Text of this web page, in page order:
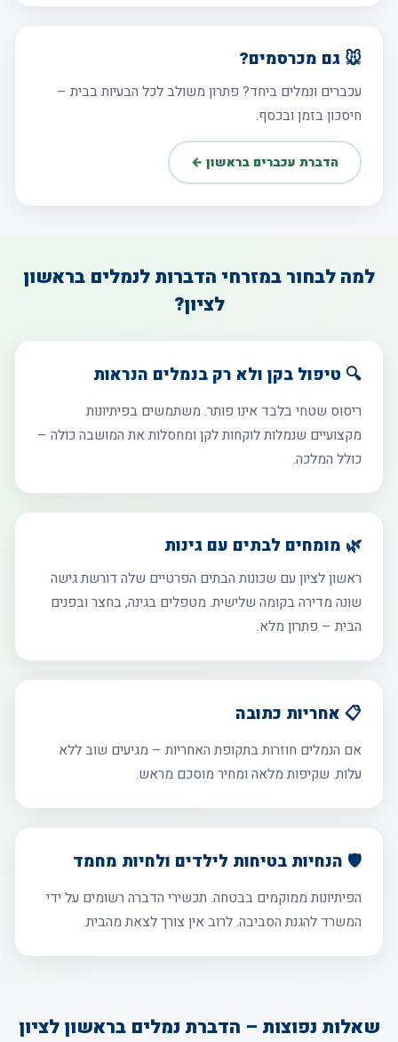
🐭 גם מכרסמים?
עכברים ונמלים ביחד? פתרון משולב לכל הבעיות בבית –
חיסכון בזמן ובכסף.
הדברת עכברים בראשון ←
למה לבחור במזרחי הדברות לנמלים בראשון
לציון?
🔍 טיפול בקן ולא רק בנמלים הנראות
ריסוס שטחי בלבד אינו פותר. משתמשים בפיתיונות
מקצועיים שנמלות לוקחות לקן ומחסלות את המושבה כולה –
כולל המלכה.
🌿 מומחים לבתים עם גינות
ראשון לציון עם שכונות הבתים הפרטיים שלה דורשת גישה
שונה מדירה בקומה שלישית. מטפלים בגינה, בחצר ובפנים
הבית – פתרון מלא.
📋 אחריות כתובה
אם הנמלים חוזרות בתקופת האחריות – מגיעים שוב ללא
עלות. שקיפות מלאה ומחיר מוסכם מראש.
🛡️ הנחיות בטיחות לילדים ולחיות מחמד
הפיתיונות ממוקמים בבטחה. תכשירי הדברה רשומים על ידי
המשרד להגנת הסביבה. לרוב אין צורך לצאת מהבית.
שאלות נפוצות – הדברת נמלים בראשון לציון